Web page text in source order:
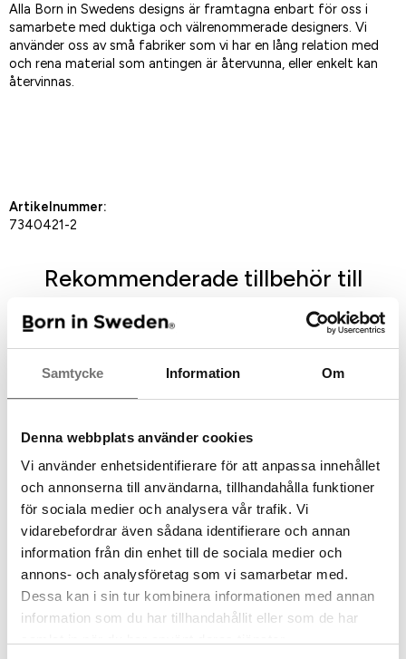
Samtycke Information Om
Denna webbplats använder cookies
Vi använder enhetsidentifierare för att anpassa innehållet
och annonserna till användarna, tillhandahålla funktioner
för sociala medier och analysera vår trafik. Vi
vidarebefordrar även sådana identifierare och annan
information från din enhet till de sociala medier och
annons- och analysföretag som vi samarbetar med.
Dessa kan i sin tur kombinera informationen med annan
information som du har tillhandahållit eller som de har
Alla Born in Swedens designs är framtagna enbart för oss i
samarbete med duktiga och välrenommerade designers. Vi
använder oss av små fabriker som vi har en lång relation med
och rena material som antingen är återvunna, eller enkelt kan
återvinnas.
Artikelnummer:
7340421-2
Rekommenderade tillbehör till
denna produkt
LUMI Ljusstake
149 kr
LUMI Ljusstake grå
149 kr